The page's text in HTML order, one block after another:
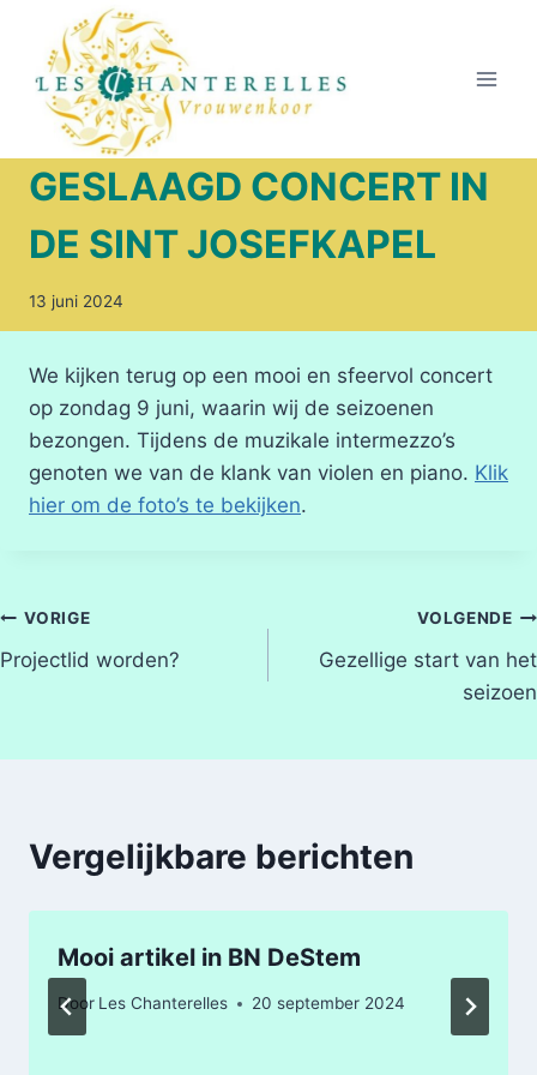
Doorgaan
inhoud
GESLAAGD CONCERT IN
DE SINT JOSEFKAPEL
13 juni 2024
We kijken terug op een mooi en sfeervol concert
op zondag 9 juni, waarin wij de seizoenen
bezongen. Tijdens de muzikale intermezzo’s
genoten we van de klank van violen en piano. Klik
hier om de foto’s te bekijken.
Bericht
navigatie
VORIGE
Projectlid worden?
VOLGENDE
Gezellige start van het
seizoen
Vergelijkbare berichten
Mooi artikel in BN DeStem
Door Les Chanterelles 20 september 2024